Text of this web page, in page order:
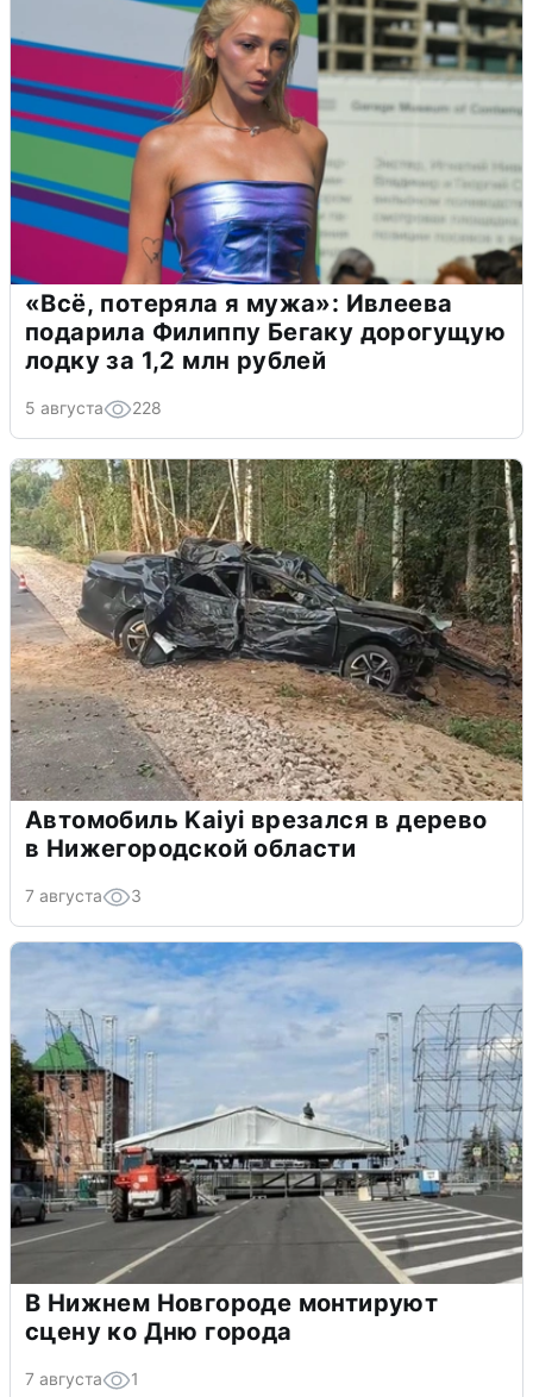
«Всё, потеряла я мужа»: Ивлеева
подарила Филиппу Бегаку дорогущую
лодку за 1,2 млн рублей
5 августа 228
Автомобиль Kaiyi врезался в дерево
в Нижегородской области
7 августа 3
В Нижнем Новгороде монтируют
сцену ко Дню города
7 августа 1